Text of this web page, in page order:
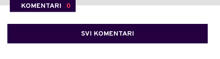
KOMENTARI 0
SVI KOMENTARI